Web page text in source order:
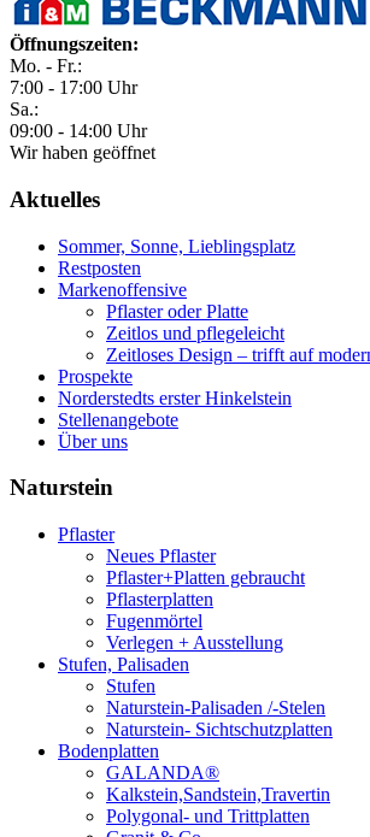
Öffnungszeiten:
Mo. - Fr.:
7:00 - 17:00 Uhr
Sa.:
09:00 - 14:00 Uhr
Wir haben geöffnet
Aktuelles
Sommer, Sonne, Lieblingsplatz
Restposten
Markenoffensive
Pflaster oder Platte
Zeitlos und pflegeleicht
Zeitloses Design – trifft auf
Prospekte
Norderstedts erster Hinkelstein
Stellenangebote
Über uns
Naturstein
Pflaster
Neues Pflaster
Pflaster+Platten gebraucht
Pflasterplatten
Fugenmörtel
Verlegen + Ausstellung
Stufen, Palisaden
Stufen
Naturstein-Palisaden /-Stelen
Naturstein- Sichtschutzplatten
Bodenplatten
GALANDA®
Kalkstein,Sandstein,Travertin
Polygonal- und Trittplatten